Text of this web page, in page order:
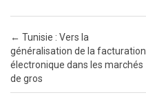
Post navigation
← Tunisie : Vers la
généralisation de la facturation
électronique dans les marchés
de gros